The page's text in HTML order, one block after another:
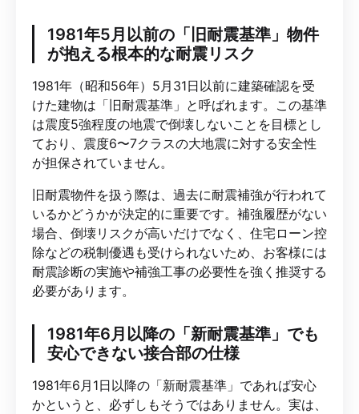
1981年5月以前の「旧耐震基準」物件
が抱える根本的な耐震リスク
1981年（昭和56年）5月31日以前に建築確認を受
けた建物は「旧耐震基準」と呼ばれます。この基準
は震度5強程度の地震で倒壊しないことを目標とし
ており、震度6〜7クラスの大地震に対する安全性
が担保されていません。
旧耐震物件を扱う際は、過去に耐震補強が行われて
いるかどうかが決定的に重要です。補強履歴がない
場合、倒壊リスクが高いだけでなく、住宅ローン控
除などの税制優遇も受けられないため、お客様には
耐震診断の実施や補強工事の必要性を強く推奨する
必要があります。
1981年6月以降の「新耐震基準」でも
安心できない接合部の仕様
1981年6月1日以降の「新耐震基準」であれば安心
かというと、必ずしもそうではありません。実は、